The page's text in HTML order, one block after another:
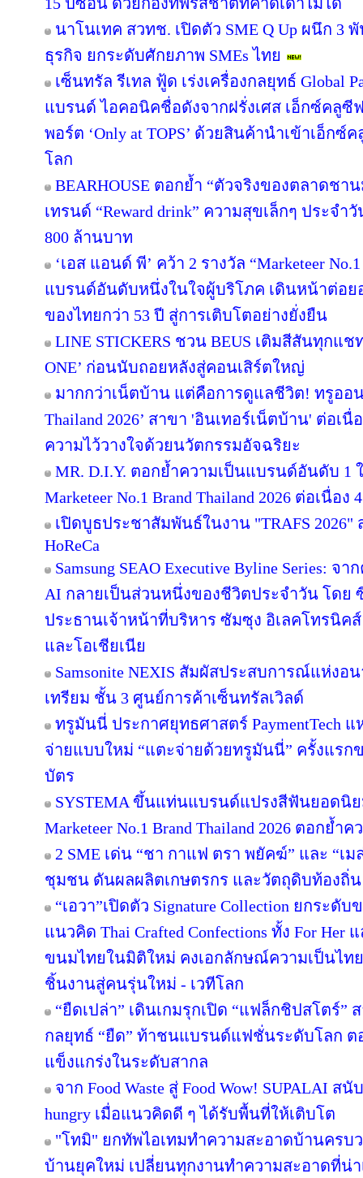
นาโนเทค สวทช. เปิดตัว SME Q Up ผนึก
ธุรกิจ ยกระดับศักยภาพ SMEs ไทย
เซ็นทรัล รีเทล ฟู้ด เร่งเครื่องกลยุทธ์ Global
แบรนด์ ไอคอนิคชื่อดังจากฝรั่งเศส เอ็กซ์คลูซี
พอร์ต ‘Only at TOPS’ ด้วยสินค้านำเข้าเอ็ก
โลก
BEARHOUSE ตอกย้ำ “ตัวจริงของตลาดชา
เทรนด์ “Reward drink” ความสุขเล็กๆ ประจำ
800 ล้านบาท
‘เอส แอนด์ พี’ คว้า 2 รางวัล “Marketeer
แบรนด์อันดับหนึ่งในใจผู้บริโภค เดินหน้าต่อย
ของไทยกว่า 53 ปี สู่การเติบโตอย่างยั่งยืน
LINE STICKERS ชวน BEUS เติมสีสันทุกแช
ONE’ ก่อนนับถอยหลังสู่คอนเสิร์ตใหญ่
มากกว่าเน็ตบ้าน แต่คือการดูแลชีวิต! ทรูออน
Thailand 2026’ สาขา 'อินเทอร์เน็ตบ้าน' ต่อเ
ความไว้วางใจด้วยนวัตกรรมอัจฉริยะ
MR. D.I.Y. ตอกย้ำความเป็นแบรนด์อันดับ 1
Marketeer No.1 Brand Thailand 2026 ต่อเนื่อง
เปิดบูธประชาสัมพันธ์ในงาน "TRAFS
HoReCa
Samsung SEAO Executive Byline Series:
AI กลายเป็นส่วนหนึ่งของชีวิตประจำวัน โดย
ประธานเจ้าหน้าที่บริหาร ซัมซุง อิเลคโทรนิค
และโอเชียเนีย
Samsonite NEXIS สัมผัสประสบการณ์แห่ง
เทรียม ชั้น 3 ศูนย์การค้าเซ็นทรัลเวิลด์
ทรูมันนี่ ประกาศยุทธศาสตร์ PaymentTech
จ่ายแบบใหม่ “แตะจ่ายด้วยทรูมันนี่” ครั้งแรก
บัตร
SYSTEMA ขึ้นแท่นแบรนด์แปรงสีฟันยอดนิ
Marketeer No.1 Brand Thailand 2026 ตอกย้
2 SME เด่น “ชา กาแฟ ตรา พยัคฆ์” และ “
ชุมชน ดันผลผลิตเกษตรกร และวัตถุดิบท้องถิ่
“เอวา”เปิดตัว Signature Collection ยกระ
แนวคิด Thai Crafted Confections ทั้ง For Her
ขนมไทยในมิติใหม่ คงเอกลักษณ์ความเป็นไท
ชิ้นงานสู่คนรุ่นใหม่ - เวทีโลก
“ยืดเปล่า” เดินเกมรุกเปิด “แฟล็กชิปสโตร์”
กลยุทธ์ “ยืด” ท้าชนแบรนด์แฟชั่นระดับโลก
แข็งแกร่งในระดับสากล
จาก Food Waste สู่ Food Wow! SUPALAI ส
hungry เมื่อแนวคิดดี ๆ ได้รับพื้นที่ให้เติบโต
"โทมิ" ยกทัพไอเทมทำความสะอาดบ้านครบ
บ้านยุคใหม่ เปลี่ยนทุกงานทำความสะอาดที่น่า